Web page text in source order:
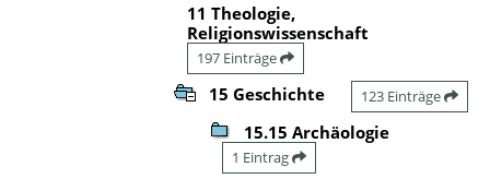
11 Theologie,
Religionswissenschaft
197 Einträge
15 Geschichte 123 Einträge
15.15 Archäologie
1 Eintrag